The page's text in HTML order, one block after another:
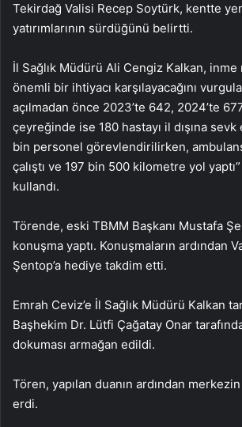
Tekirdağ Valisi Recep Soytürk, kentte
yatırımlarının sürdüğünü belirtti.
İl Sağlık Müdürü Ali Cengiz Kalkan,
önemli bir ihtiyacı karşılayacağını
açılmadan önce 2023’te 642, 2024’te
çeyreğinde ise 180 hastayı il dışına
bin personel görevlendirilirken,
çalıştı ve 197 bin 500 kilometre yol
kullandı.
Törende, eski TBMM Başkanı Mustafa
konuşma yaptı. Konuşmaların ardından
Şentop’a hediye takdim etti.
Emrah Ceviz’e İl Sağlık Müdürü Kalkan
Başhekim Dr. Lütfi Çağatay Onar
dokuması armağan edildi.
Tören, yapılan duanın ardından merkezin
erdi.